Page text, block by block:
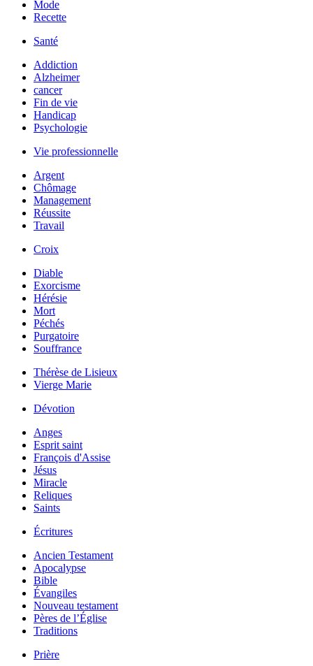
Mode
Recette
Santé
Addiction
Alzheimer
cancer
Fin de vie
Handicap
Psychologie
Vie professionnelle
Argent
Chômage
Management
Réussite
Travail
Croix
Diable
Exorcisme
Hérésie
Mort
Péchés
Purgatoire
Souffrance
Thérèse de Lisieux
Vierge Marie
Dévotion
Anges
Esprit saint
François d'Assise
Jésus
Miracle
Reliques
Saints
Écritures
Ancien Testament
Apocalypse
Bible
Évangiles
Nouveau testament
Pères de l’Église
Traditions
Prière